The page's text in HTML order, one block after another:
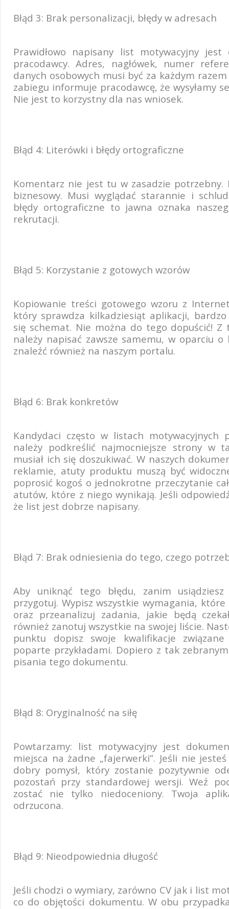
Błąd 3: Brak personalizacji, błędy w adresach
Prawidłowo napisany list motywacyjny
pracodawcy. Adres, nagłówek, numer
danych osobowych musi być za każdym
zabiegu informuje pracodawcę, że wysyłamy
Nie jest to korzystny dla nas wniosek.
Błąd 4: Literówki i błędy ortograficzne
Komentarz nie jest tu w zasadzie
biznesowy. Musi wyglądać starannie i
błędy ortograficzne to jawna oznaka
rekrutacji.
Błąd 5: Korzystanie z gotowych wzorów
Kopiowanie treści gotowego wzoru z
który sprawdza kilkadziesiąt aplikacji,
się schemat. Nie można do tego dopuścić!
należy napisać zawsze samemu, w oparciu
znaleźć również na naszym portalu.
Błąd 6: Brak konkretów
Kandydaci często w listach motywacyjnych
należy podkreślić najmocniejsze strony w
musiał ich się doszukiwać. W naszych
reklamie, atuty produktu muszą być
poprosić kogoś o jednokrotne przeczytanie
atutów, które z niego wynikają. Jeśli
że list jest dobrze napisany.
Błąd 7: Brak odniesienia do tego, czego
Aby uniknąć tego błędu, zanim
przygotuj. Wypisz wszystkie wymagania, które
oraz przeanalizuj zadania, jakie będą
również zanotuj wszystkie na swojej liście.
punktu dopisz swoje kwalifikacje
poparte przykładami. Dopiero z tak
pisania tego dokumentu.
Błąd 8: Oryginalność na siłę
Powtarzamy: list motywacyjny jest
miejsca na żadne „fajerwerki”. Jeśli nie
dobry pomysł, który zostanie pozytywnie
pozostań przy standardowej wersji. Weź
zostać nie tylko niedoceniony. Twoja
odrzucona.
Błąd 9: Nieodpowiednia długość
Jeśli chodzi o wymiary, zarówno CV jak i list
co do objętości dokumentu. W obu